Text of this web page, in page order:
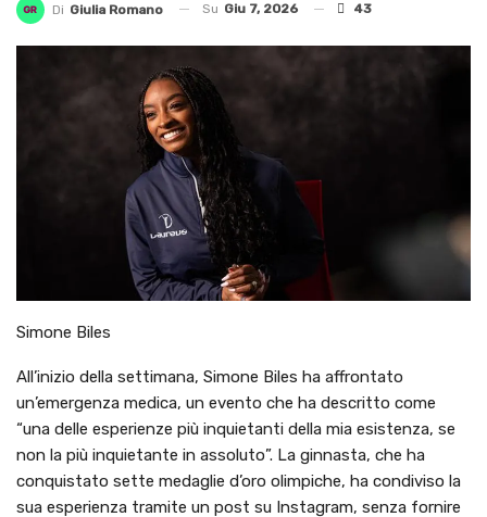
Di Giulia Romano Su Giu 7, 2026 43
Simone Biles
All’inizio della settimana, Simone Biles ha affrontato
un’emergenza medica, un evento che ha descritto come
“una delle esperienze più inquietanti della mia esistenza, se
non la più inquietante in assoluto”. La ginnasta, che ha
conquistato sette medaglie d’oro olimpiche, ha condiviso la
sua esperienza tramite un post su Instagram, senza fornire